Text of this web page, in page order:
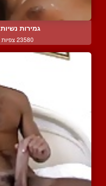
גמירות
23580 צפיות